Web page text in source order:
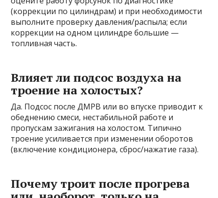
(коррекции по цилиндрам) и при необходимости
выполните проверку давления/распыла; если
коррекции на одном цилиндре большие —
топливная часть.
Влияет ли подсос воздуха на
троение на холостых?
Да. Подсос после ДМРВ или во впуске приводит к
обеднению смеси, нестабильной работе и
пропускам зажигания на холостом. Типично
троение усиливается при изменении оборотов
(включение кондиционера, сброс/нажатие газа).
Почему троит после прогрева